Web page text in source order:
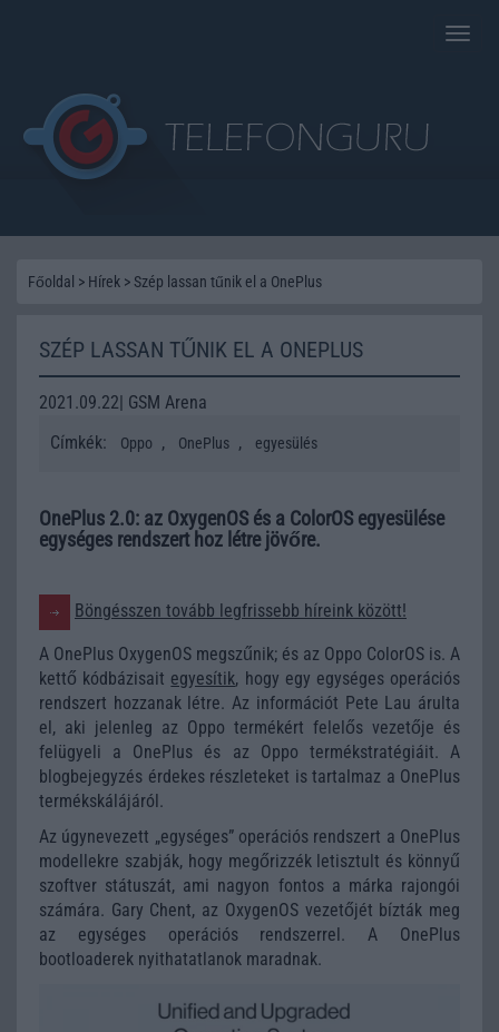
Toggle
Főoldal > Hírek > Szép lassan tűnik el a OnePlus
SZÉP LASSAN TŰNIK EL A ONEPLUS
2021.09.22| GSM Arena
Címkék:
Oppo , OnePlus , egyesülés
OnePlus 2.0: az OxygenOS és a ColorOS egyesülése
egységes rendszert hoz létre jövőre.
Böngésszen tovább legfrissebb híreink között!
A OnePlus OxygenOS megszűnik; és az Oppo ColorOS is. A
kettő kódbázisait egyesítik, hogy egy egységes operációs
rendszert hozzanak létre. Az információt Pete Lau árulta
el, aki jelenleg az Oppo termékért felelős vezetője és
felügyeli a OnePlus és az Oppo termékstratégiáit. A
blogbejegyzés érdekes részleteket is tartalmaz a OnePlus
termékskálájáról.
Az úgynevezett „egységes” operációs rendszert a OnePlus
modellekre szabják, hogy megőrizzék letisztult és könnyű
szoftver státuszát, ami nagyon fontos a márka rajongói
számára. Gary Chent, az OxygenOS vezetőjét bízták meg
az egységes operációs rendszerrel. A OnePlus
bootloaderek nyithatatlanok maradnak.